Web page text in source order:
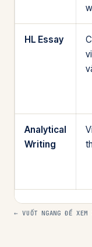
HL Essay
Analytical
Writing
← VUỐT NGANG ĐỂ